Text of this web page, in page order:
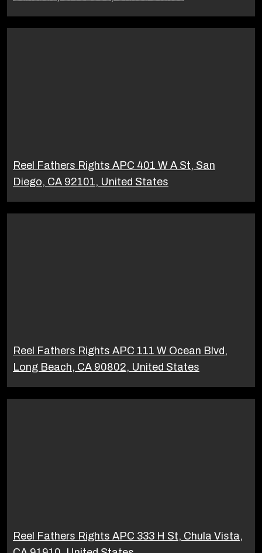
Reel Fathers Rights APC 401 W A St, San
Diego, CA 92101, United States
Reel Fathers Rights APC 111 W Ocean Blvd,
Long Beach, CA 90802, United States
Reel Fathers Rights APC 333 H St, Chula Vista,